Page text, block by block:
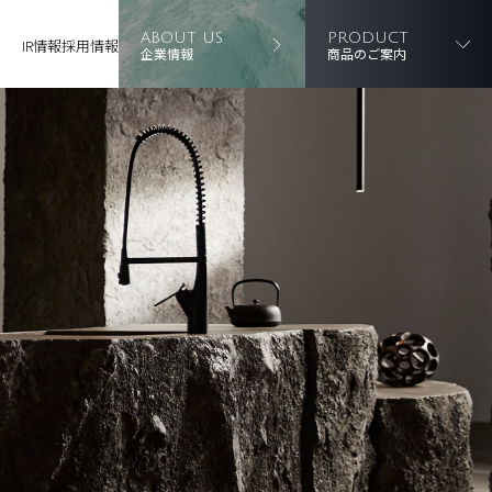
IR情報採用情報 ABOUT US
企業情報
PRODUCT
商品のご案内